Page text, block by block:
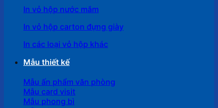
In vỏ hộp nước mắm
In vỏ hộp carton đựng giày
In các loại vỏ hộp khác
Mẫu thiết kế
Mẫu ấn phẩm văn phòng
Mẫu card visit
Mẫu phong bì